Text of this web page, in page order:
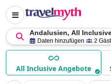
Andalusien, All
Daten hinzufügen 2
All Inclusive Angebote